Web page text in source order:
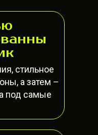
стильное
а затем –
под самые